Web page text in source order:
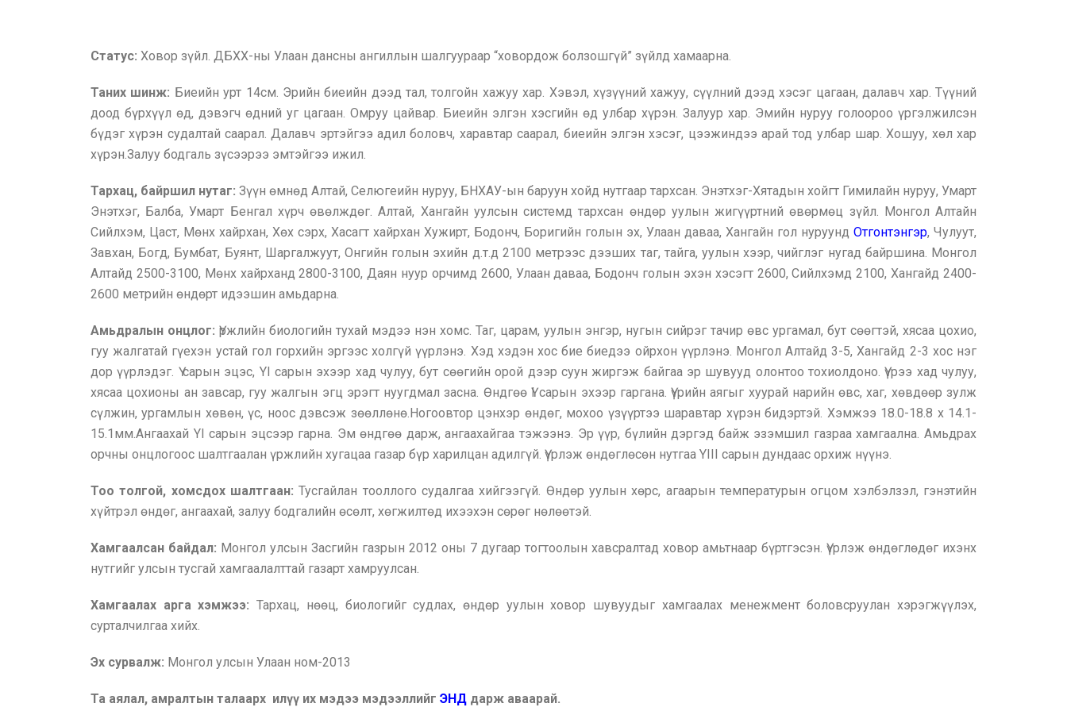
Статус: Ховор зүйл. ДБХХ-ны Улаан дансны ангиллын шалгуураар “ховордож болзошгүй” зүйлд хамаарна.
Таних шинж: Биеийн урт 14см. Эрийн биеийн дээд тал, толгойн хажуу хар. Хэвэл, хүзүүний хажуу, сүүлний дээд хэсэг цагаан, далавч хар. Түүний
доод бүрхүүл өд, дэвэгч өдний уг цагаан. Омруу цайвар. Биеийн элгэн хэсгийн өд улбар хүрэн. Залуур хар. Эмийн нуруу голоороо үргэлжилсэн
бүдэг хүрэн судалтай саарал. Далавч эртэйгээ адил боловч, харавтар саарал, биеийн элгэн хэсэг, цээжиндээ арай тод улбар шар. Хошуу, хөл хар
хүрэн.Залуу бодгаль зүсээрээ эмтэйгээ ижил.
Тархац, байршил нутаг: Зүүн өмнөд Алтай, Селюгеийн нуруу, БНХАУ-ын баруун хойд нутгаар тархсан. Энэтхэг-Хятадын хойгт Гимилайн нуруу, Умарт
Энэтхэг, Балба, Умарт Бенгал хүрч өвөлждөг. Алтай, Хангайн уулсын системд тархсан өндөр уулын жигүүртний өвөрмөц зүйл. Монгол Алтайн
Сийлхэм, Цаст, Мөнх хайрхан, Хөх сэрх, Хасагт хайрхан Хужирт, Бодонч, Боригийн голын эх, Улаан даваа, Хангайн гол нуруунд Отгонтэнгэр, Чулуут,
Завхан, Богд, Бумбат, Буянт, Шаргалжуут, Онгийн голын эхийн д.т.д 2100 метрээс дээших таг, тайга, уулын хээр, чийглэг нугад байршина. Монгол
Алтайд 2500-3100, Мөнх хайрханд 2800-3100, Даян нуур орчимд 2600, Улаан даваа, Бодонч голын эхэн хэсэгт 2600, Сийлхэмд 2100, Хангайд 2400-
2600 метрийн өндөрт идээшин амьдарна.
Амьдралын онцлог: Үржлийн биологийн тухай мэдээ нэн хомс. Таг, царам, уулын энгэр, нугын сийрэг тачир өвс ургамал, бут сөөгтэй, хясаа цохио,
гуу жалгатай гүехэн устай гол горхийн эргээс холгүй үүрлэнэ. Хэд хэдэн хос бие биедээ ойрхон үүрлэнэ. Монгол Алтайд 3-5, Хангайд 2-3 хос нэг
дор үүрлэдэг. Ү сарын эцэс, YI сарын эхээр хад чулуу, бут сөөгийн орой дээр суун жиргэж байгаа эр шувууд олонтоо тохиолдоно. Үүрээ хад чулуу,
хясаа цохионы ан завсар, гуу жалгын эгц эрэгт нуугдмал засна. Өндгөө ҮI сарын эхээр гаргана. Үүрийн аягыг хуурай нарийн өвс, хаг, хөвдөөр зулж
сүлжин, ургамлын хөвөн, үс, ноос дэвсэж зөөллөнө.Ногоовтор цэнхэр өндөг, мохоо үзүүртээ шаравтар хүрэн бидэртэй. Хэмжээ 18.0-18.8 х 14.1-
15.1мм.Ангаахай YI сарын эцсээр гарна. Эм өндгөө дарж, ангаахайгаа тэжээнэ. Эр үүр, бүлийн дэргэд байж эзэмшил газраа хамгаална. Амьдрах
орчны онцлогоос шалтгаалан үржлийн хугацаа газар бүр харилцан адилгүй. Үүрлэж өндөглөсөн нутгаа YIII сарын дундаас орхиж нүүнэ.
Тоо толгой, хомсдох шалтгаан: Тусгайлан тооллого судалгаа хийгээгүй. Өндөр уулын хөрс, агаарын температурын огцом хэлбэлзэл, гэнэтийн
хүйтрэл өндөг, ангаахай, залуу бодгалийн өсөлт, хөгжилтөд ихээхэн сөрөг нөлөөтэй.
Хамгаалсан байдал: Монгол улсын Засгийн газрын 2012 оны 7 дугаар тогтоолын хавсралтад ховор амьтнаар бүртгэсэн. Үүрлэж өндөглөдөг ихэнх
нутгийг улсын тусгай хамгаалалттай газарт хамруулсан.
Хамгаалах арга хэмжээ:Тархац, нөөц, биологийг судлах, өндөр уулын ховор шувуудыг хамгаалах менежмент боловсруулан хэрэгжүүлэх,
сурталчилгаа хийх.
Эх сурвалж: Монгол улсын Улаан ном-2013
Та аялал, амралтын талаарх илүү их мэдээ мэдээллийг ЭНД дарж аваарай.